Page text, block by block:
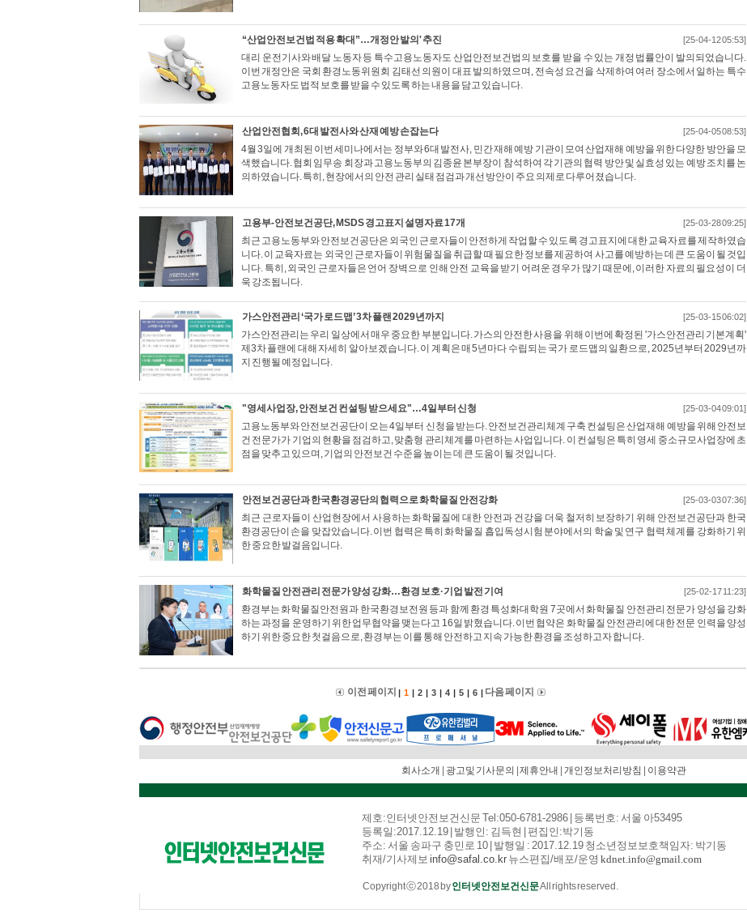
“산업안전보건법 적용 확대”…개정안 발의' 추진 [25-04-12 05:53]
대리 운전기사와 배달 노동자 등 특수고용노동자도 산업안전보건법의 보호를 받을 수 있는 개정 법률안이 발의되었습니다.
이번 개정안은 국회 환경노동위원회 김태선 의원이 대표 발의하였으며, 전속성 요건을 삭제하여 여러 장소에서 일하는 특수
고용노동자도 법적 보호를 받을 수 있도록 하는 내용을 담고 있습니다.
산업안전협회, 6대 발전사와 산재 예방 손잡는다 [25-04-05 08:53]
4월 3일에 개최된 이번 세미나에서는 정부와 6대 발전사, 민간 재해 예방 기관이 모여 산업재해 예방을 위한 다양한 방안을 모
색했습니다. 협회 임무송 회장과 고용노동부의 김종윤 본부장이 참석하여 각 기관의 협력 방안 및 실효성 있는 예방 조치를 논
의하였습니다. 특히, 현장에서의 안전 관리 실태 점검과 개선 방안이 주요 의제로 다루어졌습니다.
고용부-안전보건공단, MSDS 경고표지 설명자료 17개 [25-03-28 09:25]
최근 고용노동부와 안전보건공단은 외국인 근로자들이 안전하게 작업할 수 있도록 경고표지에 대한 교육자료를 제작하였습
니다. 이 교육자료는 외국인 근로자들이 위험물질을 취급할 때 필요한 정보를 제공하여 사고를 예방하는 데 큰 도움이 될 것입
니다. 특히, 외국인 근로자들은 언어 장벽으로 인해 안전 교육을 받기 어려운 경우가 많기 때문에, 이러한 자료의 필요성이 더
욱 강조됩니다.
가스안전관리 ‘국가 로드맵’ 3차 플랜 2029년까지 [25-03-15 06:02]
가스안전관리는 우리 일상에서 매우 중요한 부분입니다. 가스의 안전한 사용을 위해 이번에 확정된 '가스안전관리 기본계획'
제3차 플랜에 대해 자세히 알아보겠습니다. 이 계획은 매 5년마다 수립되는 국가 로드맵의 일환으로, 2025년부터 2029년까
지 진행될 예정입니다.
"영세사업장, 안전보건 컨설팅 받으세요"…4일부터 신청 [25-03-04 09:01]
고용노동부와 안전보건공단이 오는 4일부터 신청을 받는다. 안전보건관리체계 구축 컨설팅은 산업재해 예방을 위해 안전보
건 전문가가 기업의 현황을 점검하고, 맞춤형 관리체계를 마련하는 사업입니다. 이 컨설팅은 특히 영세 중소규모사업장에 초
점을 맞추고 있으며, 기업의 안전보건 수준을 높이는 데 큰 도움이 될 것입니다.
안전보건공단과 한국환경공단의 협력으로 화학물질 안전강화 [25-03-03 07:36]
최근 근로자들이 산업현장에서 사용하는 화학물질에 대한 안전과 건강을 더욱 철저히 보장하기 위해 안전보건공단과 한국
환경공단이 손을 맞잡았습니다. 이번 협력은 특히 화학물질 흡입독성시험 분야에서의 학술 및 연구 협력 체계를 강화하기 위
한 중요한 발걸음입니다.
화학물질 안전관리 전문가 양성 강화…환경 보호·기업 발전 기여 [25-02-17 11:23]
환경부는 화학물질안전원과 한국환경보전원 등과 함께 환경 특성화대학원 7곳에서 화학물질 안전관리 전문가 양성을 강화
하는 과정을 운영하기 위한 업무협약을 맺는다고 16일 밝혔습니다. 이번 협약은 화학물질 안전관리에 대한 전문 인력을 양성
하기 위한 중요한 첫걸음으로, 환경부는 이를 통해 안전하고 지속 가능한 환경을 조성하고자 합니다.
이전 페이지 | 1 | 2 | 3 | 4 | 5 | 6 | 다음 페이지
회사소개 광고및 기사문의 |제휴안내 |개인정보처리방침 이용약관
제호:인터넷안전보건신문 Tel:050-6781-2986 | 등록번호: 서울 아53495
등록일:2017.12.19 | 발행인: 김득현 | 편집인:박기동
주소: 서울 송파구 충민로 10 | 발행일 : 2017.12.19 청소년정보보호책임자: 박기동
취재/기사제보 info@safal.co.kr뉴스편집/배포/운영 kdnet.info@gmail.com
Copyright ⓒ 2018 by인터넷안전보건신문All rights reserved.